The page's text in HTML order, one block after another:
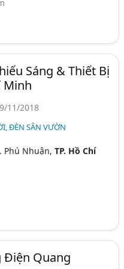
Sáng & Thiết Bị
Minh
11/2018
ĐÈN SÂN VƯỜN
Phú Nhuận,TP. Hồ Chí
Điện Quang